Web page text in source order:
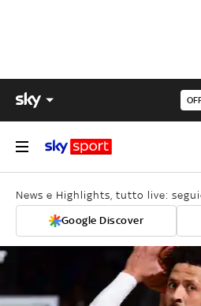
News e Highlights, tutto live:
Google Discover